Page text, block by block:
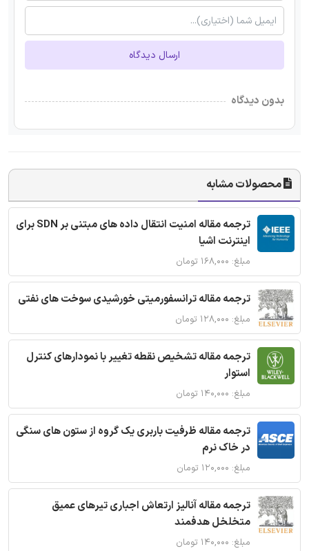
ارسال دیدگاه
بدون دیدگاه
محصولات مشابه
ترجمه مقاله امنیت انتقال داده های مبتنی بر SDN برای
اینترنت اشیا
مبلغ: ۱۶۸,۰۰۰ تومان
ترجمه مقاله ترانسفورمیتی خورشیدی سوخت های نفتی
مبلغ: ۱۲۸,۰۰۰ تومان
ترجمه مقاله تشخیص نقطه تغییر با نمودارهای کنترل
استوار
مبلغ: ۱۴۰,۰۰۰ تومان
ترجمه مقاله ظرفیت باربری یک گروه از ستون های سنگی
در خاک نرم
مبلغ: ۱۲۰,۰۰۰ تومان
ترجمه مقاله آنالیز ارتعاش اجباری تیرهای عمیق
متخلخل هدفمند
مبلغ: ۱۴۰,۰۰۰ تومان